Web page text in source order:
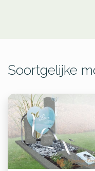
Soortgelijke